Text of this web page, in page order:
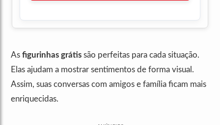
As figurinhas grátis são perfeitas para cada situação.
Elas ajudam a mostrar sentimentos de forma visual.
Assim, suas conversas com amigos e família ficam mais
enriquecidas.